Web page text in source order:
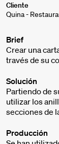
Cliente
Quina -
Brief
Crear una
través de su
Solución
Partiendo de
utilizar los
secciones de
Producción